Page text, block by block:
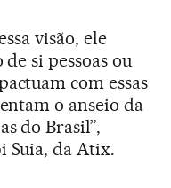
visão, ele
si pessoas ou
com essas
o anseio da
do Brasil”,
Suia, da Atix.